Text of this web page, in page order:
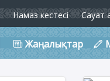
Намаз кестесі Сауат
Жаңалықтар